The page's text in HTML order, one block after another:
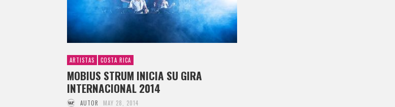
ARTISTAS COSTA RICA
MOBIUS STRUM INICIA SU GIRA
INTERNACIONAL 2014
AUTOR MAY 28, 2014